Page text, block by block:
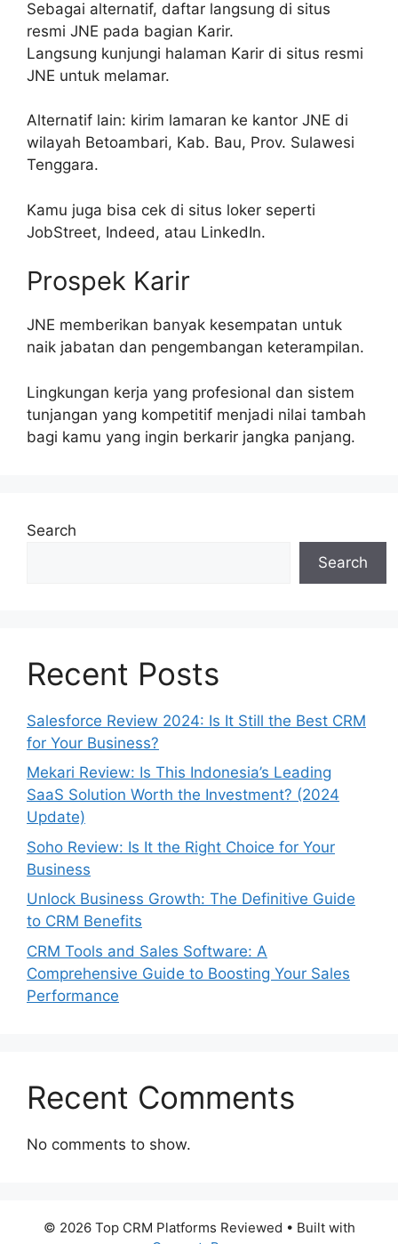
Sebagai alternatif, daftar langsung di situs
resmi JNE pada bagian Karir.
Langsung kunjungi halaman Karir di situs resmi
JNE untuk melamar.
Alternatif lain: kirim lamaran ke kantor JNE di
wilayah Betoambari, Kab. Bau, Prov. Sulawesi
Tenggara.
Kamu juga bisa cek di situs loker seperti
JobStreet, Indeed, atau LinkedIn.
Prospek Karir
JNE memberikan banyak kesempatan untuk
naik jabatan dan pengembangan keterampilan.
Lingkungan kerja yang profesional dan sistem
tunjangan yang kompetitif menjadi nilai tambah
bagi kamu yang ingin berkarir jangka panjang.
Search
Search
Recent Posts
Salesforce Review 2024: Is It Still the Best CRM
for Your Business?
Mekari Review: Is This Indonesia’s Leading
SaaS Solution Worth the Investment? (2024
Update)
Soho Review: Is It the Right Choice for Your
Business
Unlock Business Growth: The Definitive Guide
to CRM Benefits
CRM Tools and Sales Software: A
Comprehensive Guide to Boosting Your Sales
Performance
Recent Comments
No comments to show.
© 2026 Top CRM Platforms Reviewed • Built with